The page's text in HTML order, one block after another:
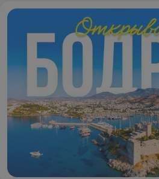
Hotel предоставляется завтрак
Garden Hotel располагается на
соответственно от таких
Замок Святого Петра и Яхт-клуб и
Бодрума. Аэропорт Миляс-Бодрум